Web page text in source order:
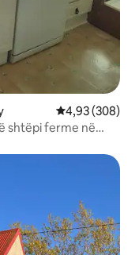
Vlerësimi
4,93 (308)
shtëpi ferme në